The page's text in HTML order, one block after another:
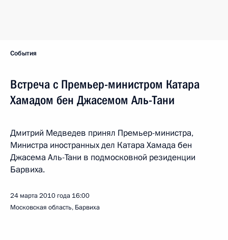
События
Встреча с Премьер-министром Катара
Хамадом бен Джасемом Аль-Тани
Дмитрий Медведев принял Премьер-министра,
Министра иностранных дел Катара Хамада бен
Джасема Аль-Тани в подмосковной резиденции
Барвиха.
24 марта 2010 года 16:00
Московская область, Барвиха